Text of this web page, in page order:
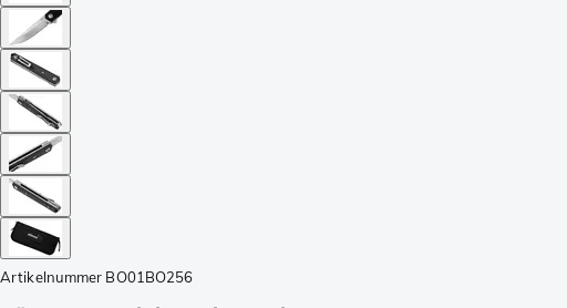
Artikelnummer BO01BO256